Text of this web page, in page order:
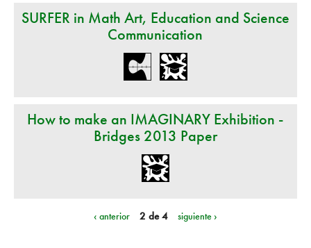
SURFER in Math Art, Education and Science
Communication
How to make an IMAGINARY Exhibition -
Bridges 2013 Paper
‹ anterior 2 de 4 siguiente ›